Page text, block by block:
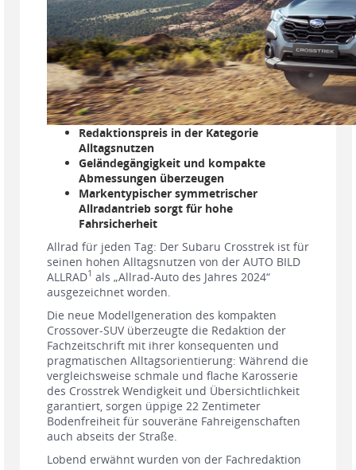
Redaktionspreis in der Kategorie
Alltagsnutzen
Geländegängigkeit und kompakte
Abmessungen überzeugen
Markentypischer symmetrischer
Allradantrieb sorgt für hohe
Fahrsicherheit
Allrad für jeden Tag: Der Subaru Crosstrek ist für
seinen hohen Alltagsnutzen von der AUTO BILD
ALLRAD1 als „Allrad-Auto des Jahres 2024“
ausgezeichnet worden.
Die neue Modellgeneration des kompakten
Crossover-SUV überzeugte die Redaktion der
Fachzeitschrift mit ihrer konsequenten und
pragmatischen Alltagsorientierung: Während die
vergleichsweise schmale und flache Karosserie
des Crosstrek Wendigkeit und Übersichtlichkeit
garantiert, sorgen üppige 22 Zentimeter
Bodenfreiheit für souveräne Fahreigenschaften
auch abseits der Straße.
Lobend erwähnt wurden von der Fachredaktion